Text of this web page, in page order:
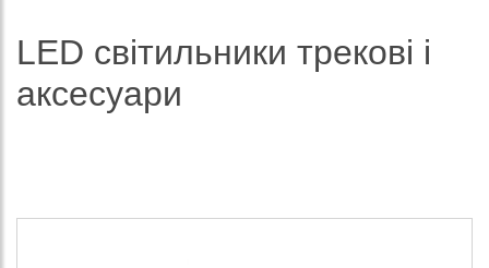
LED світильники трекові і
аксесуари